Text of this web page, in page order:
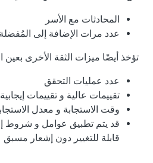
المحادثات مع الأسر
عدد مرات الإضافة إلى المُفضلة
تؤخذ أيضًا ميزات الثقة الأخرى بعين
عدد عمليات التحقق
تقييمات عالية و تقييمات إيجابية
وقت الاستجابة و معدل
قد يتم تطبيق عوامل و شروط
قابلة للتغيير دون إشعار مسبق